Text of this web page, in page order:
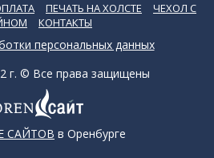
ПЕЧАТЬ НА ХОЛСТЕ
ЧЕХОЛ С
КОНТАКТЫ
персональных данных
г. © Все права защищены
САЙТОВ в Оренбурге